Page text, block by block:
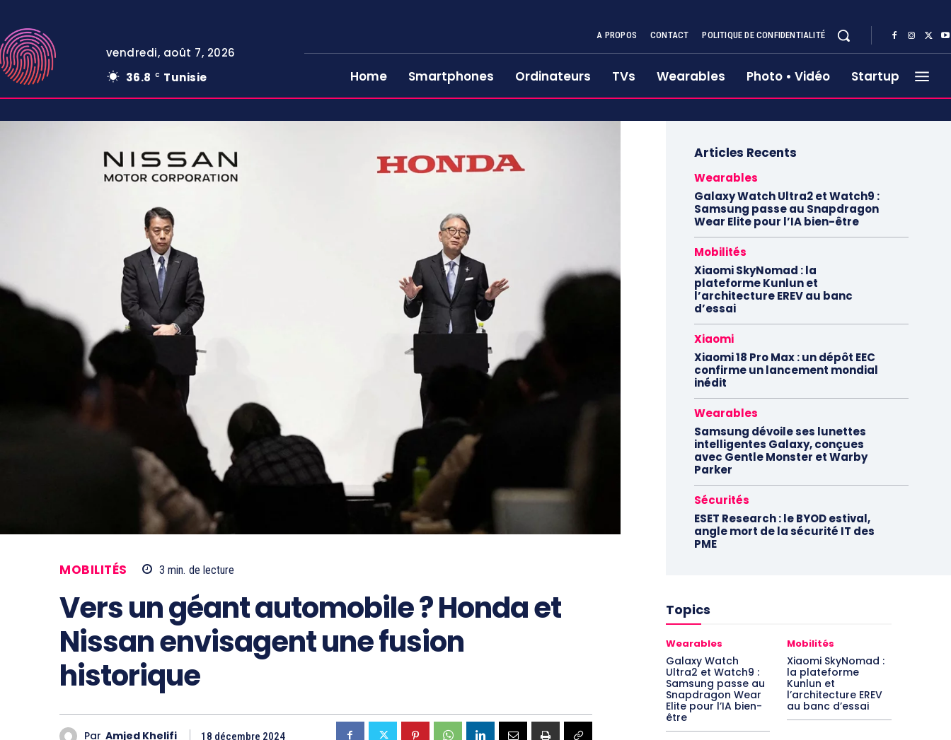
vendredi, août 7, 2026
36.8
C Tunisie
A PROPOS CONTACT POLITIQUE DE CONFIDENTIALITÉ
Home Smartphones Ordinateurs TVs Wearables Photo • Vidéo Startup
MOBILITÉS 3 min. de lecture
Vers un géant automobile ? Honda et
Nissan envisagent une fusion
historique
Par Amjed Khelifi 18 décembre 2024
Articles Recents
Wearables
Galaxy Watch Ultra2 et Watch9 :
Samsung passe au Snapdragon
Wear Elite pour l’IA bien-être
Mobilités
Xiaomi SkyNomad : la
plateforme Kunlun et
l’architecture EREV au banc
d’essai
Xiaomi
Xiaomi 18 Pro Max : un dépôt EEC
confirme un lancement mondial
inédit
Wearables
Samsung dévoile ses lunettes
intelligentes Galaxy, conçues
avec Gentle Monster et Warby
Parker
Sécurités
ESET Research : le BYOD estival,
angle mort de la sécurité IT des
PME
Topics
Wearables
Galaxy Watch
Ultra2 et Watch9 :
Samsung passe au
Snapdragon Wear
Elite pour l’IA bien-
être
Mobilités
Xiaomi SkyNomad :
la plateforme
Kunlun et
l’architecture EREV
au banc d’essai